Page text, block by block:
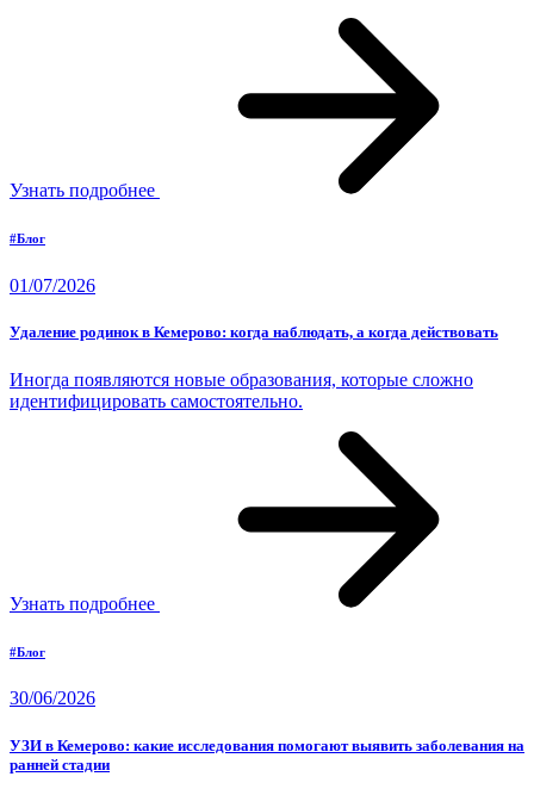
Узнать подробнее
#Блог
01/07/2026
Удаление родинок в Кемерово: когда наблюдать, а когда действовать
Иногда появляются новые образования, которые сложно
идентифицировать самостоятельно.
Узнать подробнее
#Блог
30/06/2026
УЗИ в Кемерово: какие исследования помогают выявить заболевания на
ранней стадии